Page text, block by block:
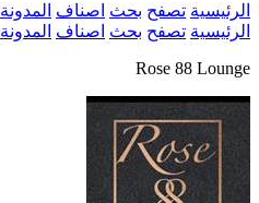
الرئيسية تصفح بحث اصناف المدونة
الرئيسية تصفح بحث اصناف المدونة
Rose 88 Lounge